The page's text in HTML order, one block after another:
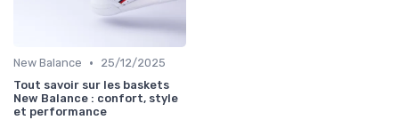
New Balance •
25/12/2025
Tout savoir sur les baskets
New Balance : confort, style
et performance